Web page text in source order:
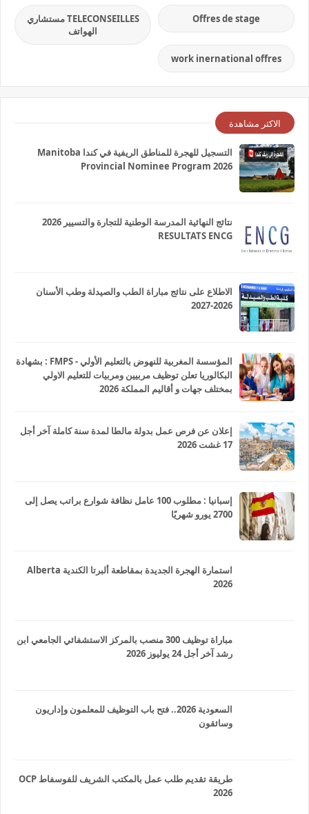
Offres de stage
TELECONSEILLES مستشاري
الهواتف
work inernational offres
الاكثر مشاهدة
التسجيل للهجرة للمناطق الريفية في كندا Manitoba
Provincial Nominee Program 2026
نتائج النهائية المدرسة الوطنية للتجارة والتسيير 2026
RESULTATS ENCG
الاطلاع على نتائج مباراة الطب والصيدلة وطب الأسنان
2026-2027
المؤسسة المغربية للنهوض بالتعليم الأولي - FMPS : بشهادة
البكالوريا تعلن توظيف مربيين ومربيات للتعليم الاولي
بمختلف جهات و أقاليم المملكة 2026
إعلان عن فرص عمل بدولة مالطا لمدة سنة كاملة آخر أجل
17 غشت 2026
إسبانيا : مطلوب 100 عامل نظافة شوارع براتب يصل إلى
2700 يورو شهريًا
استمارة الهجرة الجديدة بمقاطعة ألبرتا الكندية Alberta
2026
مباراة توظيف 300 منصب بالمركز الاستشفائي الجامعي ابن
رشد آخر أجل 24 يوليوز 2026
السعودية 2026.. فتح باب التوظيف للمعلمون وإداريون
وسائقون
طريقة تقديم طلب عمل بالمكتب الشريف للفوسفاط OCP
2026